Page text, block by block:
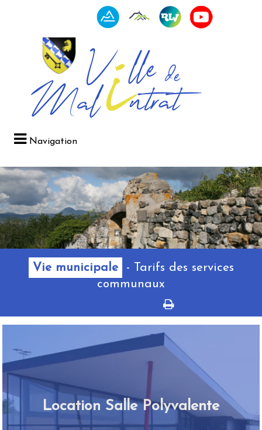
Navigation
Vie municipale
- Tarifs des services
communaux
Location Salle Polyvalente